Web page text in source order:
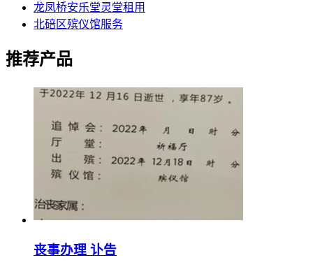
龙凤桥安乐堂灵堂租用
北碚区殡仪馆服务
推荐产品
丧事办理 讣告